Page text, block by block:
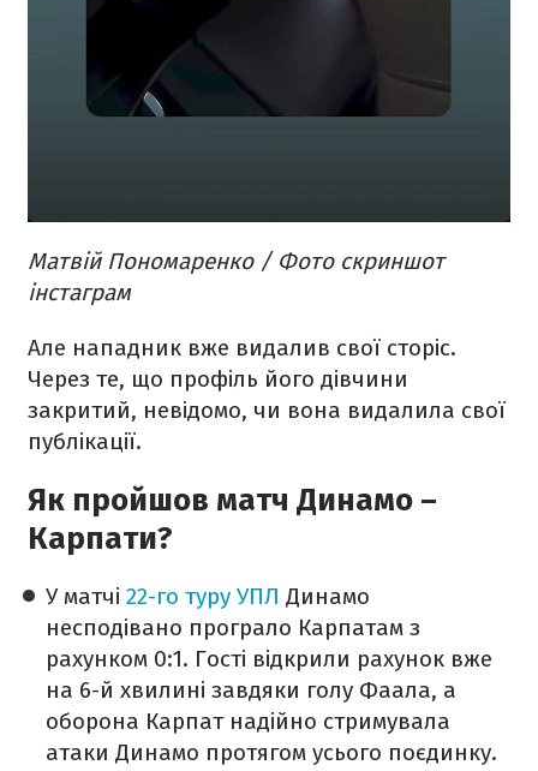
Матвій Пономаренко / Фото скриншот
інстаграм
Але нападник вже видалив свої сторіс.
Через те, що профіль його дівчини
закритий, невідомо, чи вона видалила свої
публікації.
Як пройшов матч Динамо –
Карпати?
У матчі 22-го туру УПЛ Динамо
несподівано програло Карпатам з
рахунком 0:1. Гості відкрили рахунок вже
на 6-й хвилині завдяки голу Фаала, а
оборона Карпат надійно стримувала
атаки Динамо протягом усього поєдинку.